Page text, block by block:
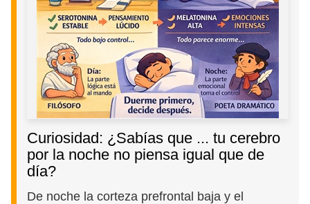
Curiosidad: ¿Sabías que ... tu cerebro
por la noche no piensa igual que de
día?
De noche la corteza prefrontal baja y el